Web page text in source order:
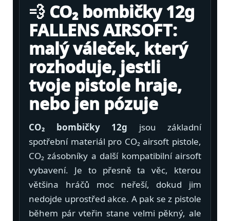
💨 CO₂ bombičky 12g
FALLENS AIRSOFT:
malý váleček, který
rozhoduje, jestli
tvoje pistole hraje,
nebo jen pózuje
CO₂ bombičky 12g jsou základní
spotřební materiál pro CO₂ airsoft pistole,
CO₂ zásobníky a další kompatibilní airsoft
vybavení. Je to přesně ta věc, kterou
většina hráčů moc neřeší, dokud jim
nedojde uprostřed akce. A pak se z pistole
během pár vteřin stane velmi pěkný, ale